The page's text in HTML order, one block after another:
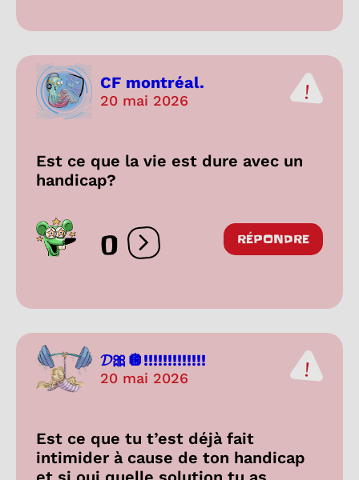
CF montréal.
20 mai 2026
Est ce que la vie est dure avec un
handicap?
0 Ouvrir les réactions
RÉPONDRE
𝓓🎀🪩!!!!!!!!!!!!!
20 mai 2026
Est ce que tu t’est déjà fait
intimider à cause de ton handicap